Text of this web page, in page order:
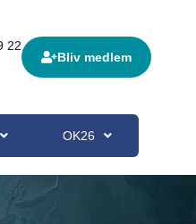
22
Bliv medlem
OK26